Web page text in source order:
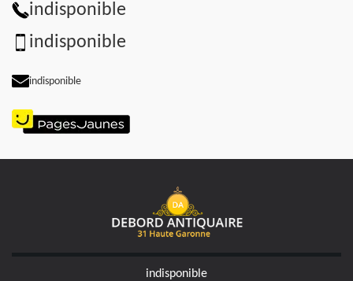
indisponible
indisponible
indisponible
indisponible